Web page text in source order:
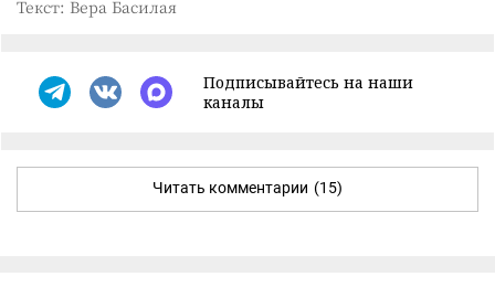
Текст: Вера Басилая
Подписывайтесь на наши
каналы
Читать комментарии (15)